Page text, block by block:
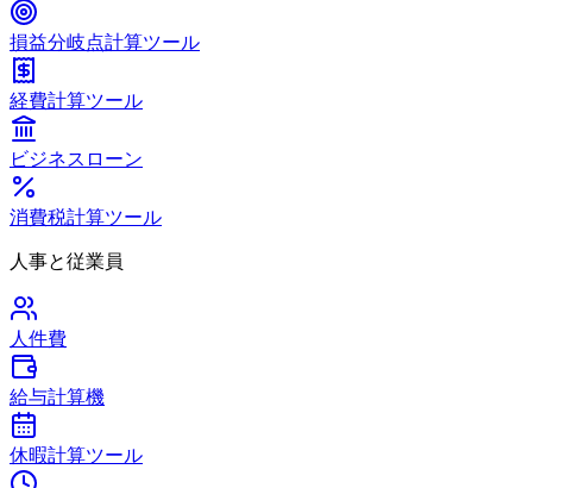
損益分岐点計算ツール
経費計算ツール
ビジネスローン
消費税計算ツール
人事と従業員
人件費
給与計算機
休暇計算ツール